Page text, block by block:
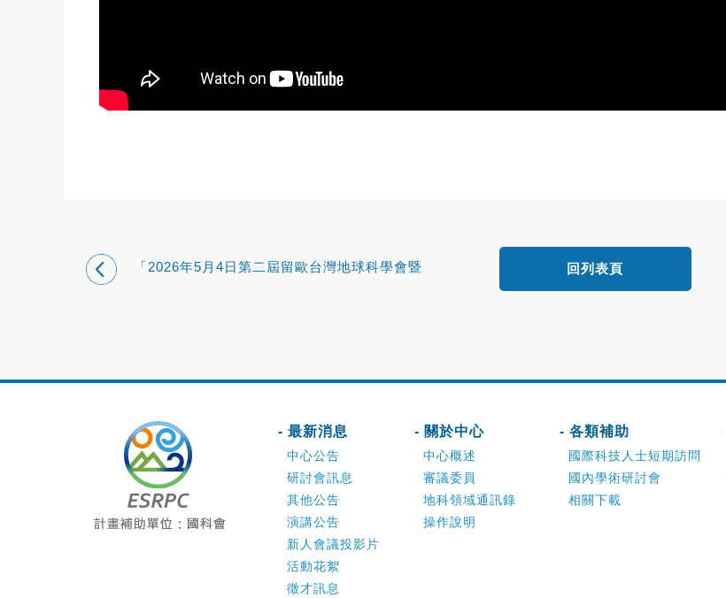
「2026年5月4日第二屆留歐台灣地球科學會暨
回列表頁
- 最新消息
中心公告
研討會訊息
其他公告
演講公告
新人會議投影片
活動花絮
徵才訊息
- 關於中心
中心概述
審議委員
地科領域通訊錄
操作說明
- 各類補助
國際科技人士短期訪問
國內學術研討會
相關下載